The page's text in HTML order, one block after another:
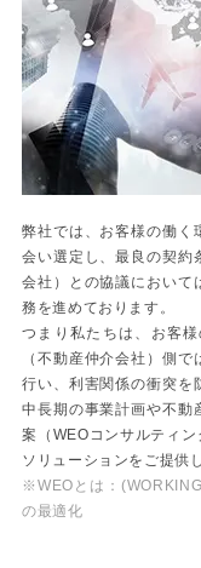
弊社では、お客様の働く
会い選定し、最良の契約
会社）との協議において
務を進めております。
つまり私たちは、お客
（不動産仲介会社）側
行い、利害関係の衝突を
中長期の事業計画や不動
案（WEOコンサルティ
ソリューションをご提供
※WEOとは：
の最適化